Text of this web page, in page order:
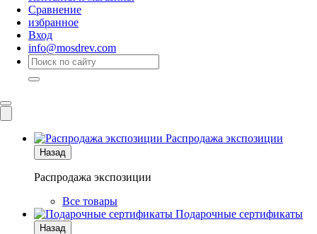
Сравнение
избранное
Вход
info@mosdrev.com
Распродажа экспозиции
Назад
Распродажа экспозиции
Все товары
Подарочные сертификаты
Назад